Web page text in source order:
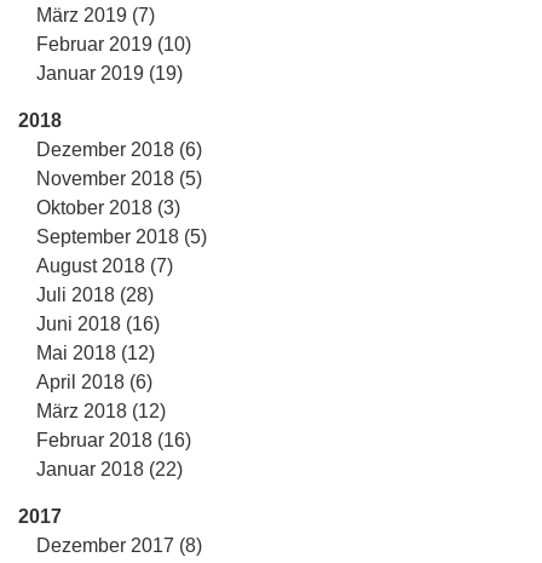
März 2019 (7)
Februar 2019 (10)
Januar 2019 (19)
2018
Dezember 2018 (6)
November 2018 (5)
Oktober 2018 (3)
September 2018 (5)
August 2018 (7)
Juli 2018 (28)
Juni 2018 (16)
Mai 2018 (12)
April 2018 (6)
März 2018 (12)
Februar 2018 (16)
Januar 2018 (22)
2017
Dezember 2017 (8)